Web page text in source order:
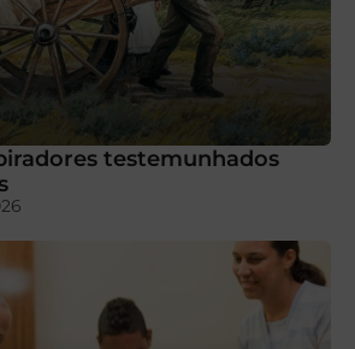
testemunhados